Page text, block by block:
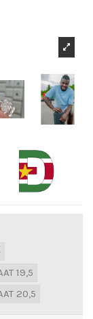
19,5
20,5